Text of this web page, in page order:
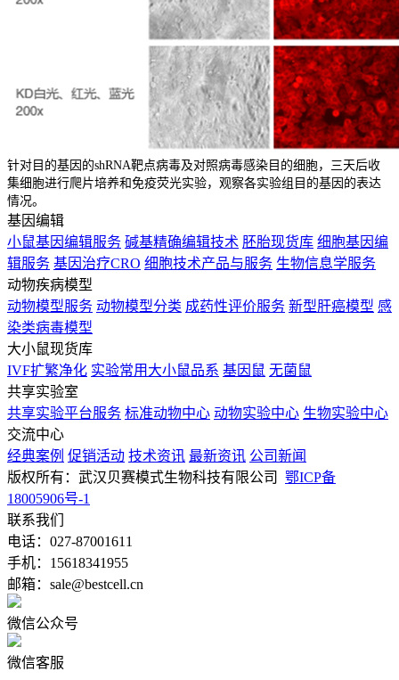
针对目的基因的shRNA靶点病毒及对照病毒感染目的细胞，三天后收
集细胞进行爬片培养和免疫荧光实验，观察各实验组目的基因的表达
情况。
基因编辑
小鼠基因编辑服务 碱基精确编辑技术 胚胎现货库 细胞基因编
辑服务 基因治疗CRO 细胞技术产品与服务 生物信息学服务
动物疾病模型
动物模型服务 动物模型分类 成药性评价服务 新型肝癌模型 感
染类病毒模型
大小鼠现货库
IVF扩繁净化 实验常用大小鼠品系 基因鼠 无菌鼠
共享实验室
共享实验平台服务 标准动物中心 动物实验中心 生物实验中心
交流中心
经典案例 促销活动 技术资讯 最新资讯 公司新闻
版权所有：武汉贝赛模式生物科技有限公司 鄂ICP备
18005906号-1
联系我们
电话：027-87001611
手机：15618341955
邮箱：sale@bestcell.cn
微信公众号
微信客服